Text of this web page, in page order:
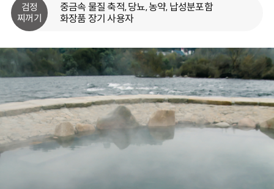
검정
찌꺼기
중금속 물질 축적, 당뇨, 농약, 납성분포함
화장품 장기 사용자